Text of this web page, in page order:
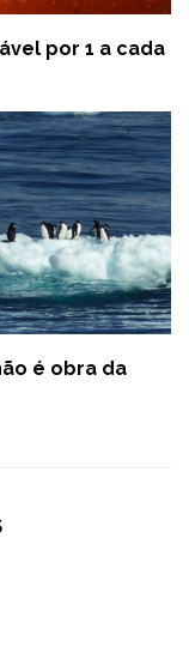
por 1 a cada
é obra da